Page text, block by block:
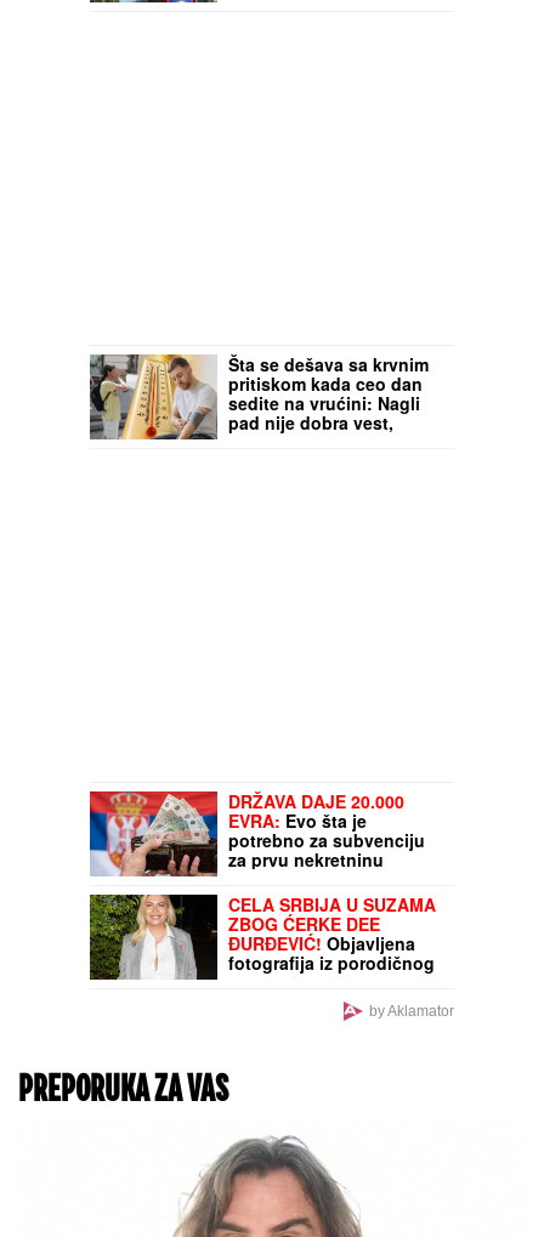
Šta se dešava sa krvnim
pritiskom kada ceo dan
sedite na vrućini: Nagli
pad nije dobra vest,
DRŽAVA DAJE 20.000
EVRA: Evo šta je
potrebno za subvenciju
za prvu nekretninu
CELA SRBIJA U SUZAMA
ZBOG ĆERKE DEE
ĐURĐEVIĆ! Objavljena
fotografija iz porodičnog
usledilo nakon povratka
by Aklamator
PREPORUKA ZA VAS